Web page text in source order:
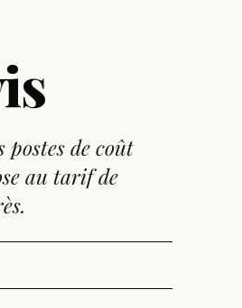
de coût
au tarif de